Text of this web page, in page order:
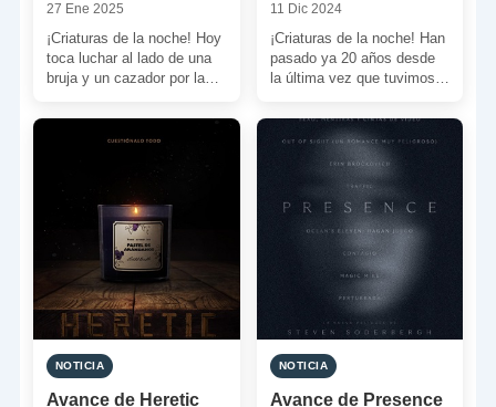
27 Ene 2025
¡Criaturas de la noche! Hoy
toca luchar al lado de una
bruja y un cazador por la
11 Dic 2024
¡Criaturas de la noche! Han
pasado ya 20 años desde
la última vez que tuvimos
incurable […]
NOTICIA
Avance de Heretic
NOTICIA
Avance de Presence